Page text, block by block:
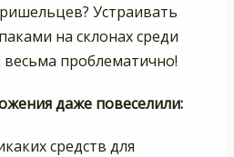
Устраивать
на склонах среди
проблематично!
даже повеселили:
средств для